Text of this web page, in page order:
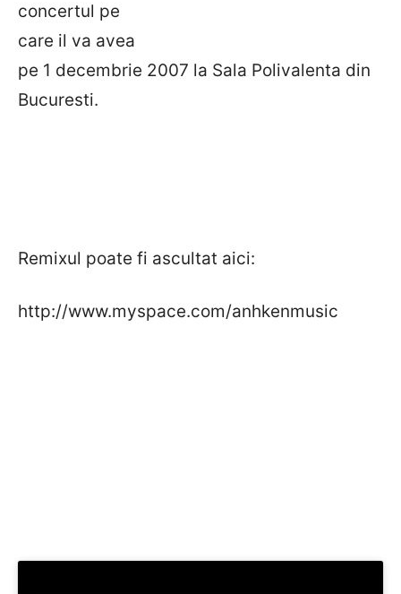
concertul pe
care il va avea
pe 1 decembrie 2007 la Sala Polivalenta din
Bucuresti.
Remixul poate fi ascultat aici:
http://www.myspace.com/anhkenmusic